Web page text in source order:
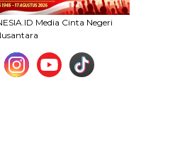
Media Cinta Negeri